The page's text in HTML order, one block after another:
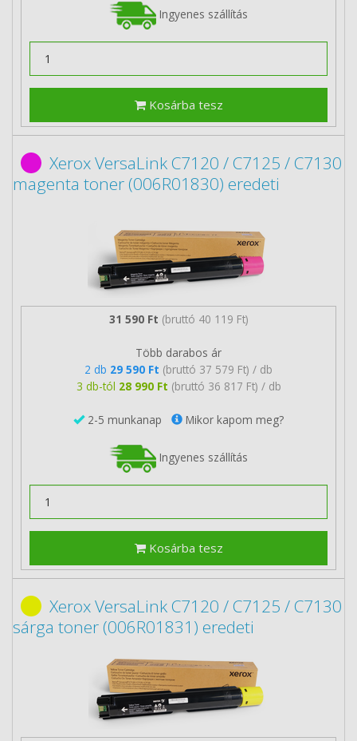
Ingyenes szállítás
Kosárba tesz
Xerox VersaLink C7120 / C7125 / C7130
magenta toner (006R01830) eredeti
31 590 Ft (bruttó 40 119 Ft)
Több darabos ár
2 db 29 590 Ft (bruttó 37 579 Ft) / db
3 db-tól 28 990 Ft (bruttó 36 817 Ft) / db
2-5 munkanap Mikor kapom meg?
Ingyenes szállítás
Kosárba tesz
Xerox VersaLink C7120 / C7125 / C7130
sárga toner (006R01831) eredeti